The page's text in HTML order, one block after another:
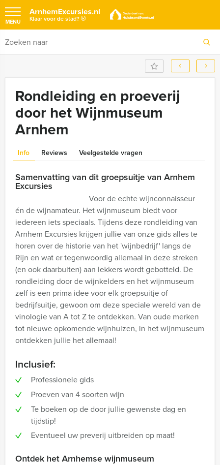
ArnhemExcursies.nl
Klaar voor de stad?®
MENU
Rondleiding en proeverij
door het Wijnmuseum
Arnhem
Info Reviews Veelgestelde vragen
Samenvatting van dit groepsuitje van Arnhem
Excursies
Voor de echte wijnconnaisseur
én de wijnamateur. Het wijnmuseum biedt voor
iedereen iets speciaals. Tijdens deze rondleiding van
Arnhem Excursies krijgen jullie van onze gids alles te
horen over de historie van het 'wijnbedrijf' langs de
Rijn en wat er tegenwoordig allemaal in deze streken
(en ook daarbuiten) aan lekkers wordt gebotteld. De
rondleiding door de wijnkelders en het wijnmuseum
zelf is een prima idee voor elk groepsuitje of
bedrijfsuitje, gewoon om deze speciale wereld van de
vinologie van A tot Z te ontdekken. Van oude merken
tot nieuwe opkomende wijnhuizen, in het wijnmuseum
ontdekken jullie het allemaal!
Inclusief:
Professionele gids
Proeven van 4 soorten wijn
Te boeken op de door jullie gewenste dag en
tijdstip!
Eventueel uw preverij uitbreiden op maat!
Ontdek het Arnhemse wijnmuseum